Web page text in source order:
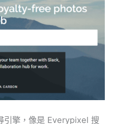
引擎，像是 Everypixel 搜